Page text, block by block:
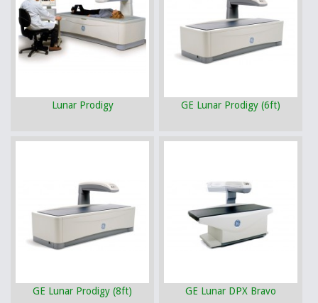
Lunar Prodigy GE Lunar Prodigy (6ft)
GE Lunar Prodigy (8ft) GE Lunar DPX Bravo